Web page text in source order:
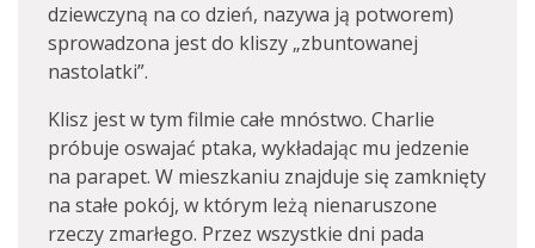
dziewczyną na co dzień, nazywa ją potworem)
sprowadzona jest do kliszy „zbuntowanej
nastolatki”.
Klisz jest w tym filmie całe mnóstwo. Charlie
próbuje oswajać ptaka, wykładając mu jedzenie
na parapet. W mieszkaniu znajduje się zamknięty
na stałe pokój, w którym leżą nienaruszone
rzeczy zmarłego. Przez wszystkie dni pada